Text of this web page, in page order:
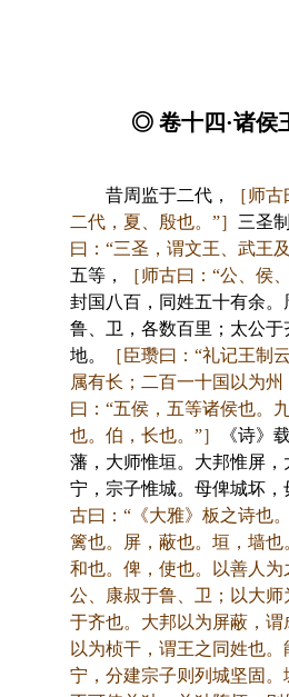
◎ 卷十四·诸侯
昔周监于二代，
［师
二代，夏、殷也。”］ 三圣
曰：“三圣，谓文王、武王及
五等，
［师古曰：“公、侯
封国八百，同姓五十有余。
鲁、卫，各数百里；太公于
地。
［臣瓒曰：“礼记王制
属有长；二百一十国以为州
曰：“五侯，五等诸侯也。
也。伯，长也。”］
《诗》
藩，大师惟垣。大邦惟屏
宁，宗子惟城。母俾城坏，
古曰：“《大雅》板之诗也
篱也。屏，蔽也。垣，墙也
和也。俾，使也。以善人为
公、康叔于鲁、卫；以大
于齐也。大邦以为屏蔽，
以为桢干，谓王之同姓也
宁，分建宗子则列城坚固